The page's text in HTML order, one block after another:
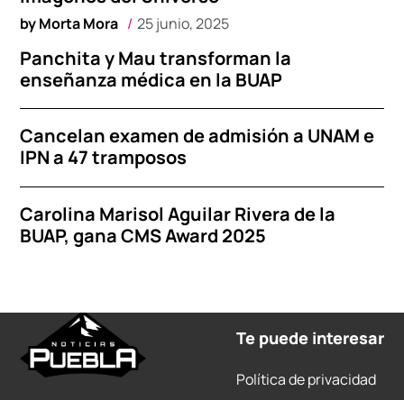
byMorta Mora 25 junio, 2025
Panchita y Mau transforman la
enseñanza médica en la BUAP
Cancelan examen de admisión a UNAM e
IPN a 47 tramposos
Carolina Marisol Aguilar Rivera de la
BUAP, gana CMS Award 2025
Te puede interesar
Política de privacidad